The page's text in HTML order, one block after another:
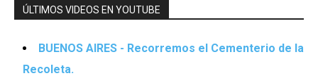
ÚLTIMOS VIDEOS EN YOUTUBE
BUENOS AIRES - Recorremos el Cementerio de la
Recoleta.